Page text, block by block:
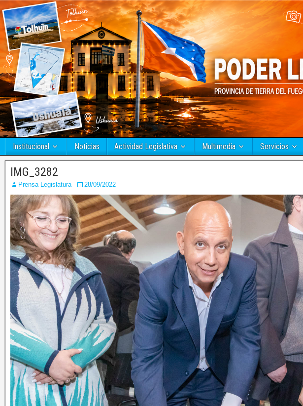
Institucional Noticias Actividad Legislativa Multimedia Servicios
IMG_3282
Prensa Legislatura 28/09/2022